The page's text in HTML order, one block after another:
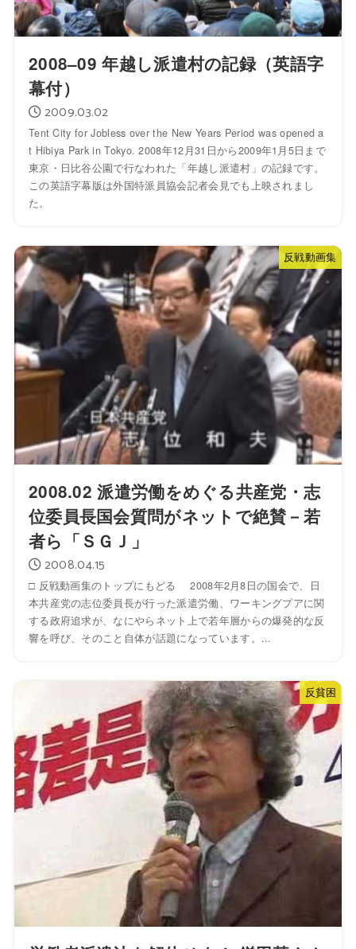
2008–09 年越し派遣村の記録（英語字
幕付）
2009.03.02
Tent City for Jobless over the New Years Period was opened a
t Hibiya Park in Tokyo. 2008年12月31日から2009年1月5日まで
東京・日比谷公園で行なわれた「年越し派遣村」の記録です。
この英語字幕版は外国特派員協会記者会見でも上映されまし
た。
反戦動画集
2008.02 派遣労働をめぐる共産党・志
位委員長国会質問がネットで絶賛－若
者ら「ＳＧＪ」
2008.04.15
□ 反戦動画集のトップにもどる 2008年2月8日の国会で、日
本共産党の志位委員長が行った派遣労働、ワーキングプアに関
する政府追求が、なにやらネット上で若年層からの爆発的な反
響を呼び、そのこと自体が話題になっています。...
反貧困